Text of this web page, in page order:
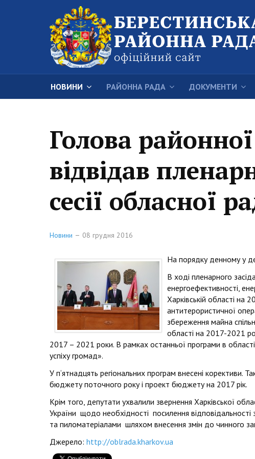
НОВИНИ РАЙОННА РАДА ДОКУМЕНТИ
Голова
відвідав
сесії обласної
Новини 08 грудня 2016
На порядку денному у
В ході пленарного
енергоефективності,
Харківській області на
антитерористичної
збереження майна
області на 2017-2021
2017 – 2021 роки. В рамках останньої програми в
успіху громад».
У п‘ятнадцять регіональних програм внесені корективи.
бюджету поточного року і проект бюджету на 2017 рік.
Крім того, депутати ухвалили звернення Харківської
України щодо необхідності посилення відповідальності
та пиломатеріалами шляхом внесення змін до чинного
Джерело: http://oblrada.kharkov.ua